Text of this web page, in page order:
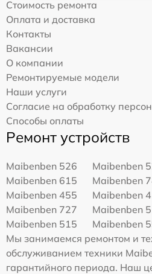
Стоимость ремонта
Оплата и доставка
Контакты
Вакансии
О компании
Ремонтируемые модели
Наши услуги
Согласие на обработку
Способы оплаты
Ремонт устройств
Maibenben 526
Maibenben
Maibenben 615
Maibenben
Maibenben 455
Maibenben
Maibenben 727
Maibenben
Maibenben 515
Maibenben
Мы занимаемся ремонтом и
обслуживанием техники
гарантийного периода. Наш